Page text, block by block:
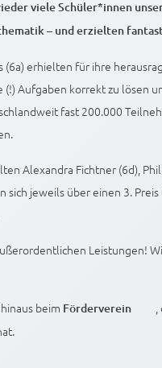
viele Schüler*innen
– und erzielten
(6a) erhielten für ihre
(!) Aufgaben korrekt zu lösen
fast 200.000
Alexandra Fichtner (6d),
sich jeweils über einen 3.
Leistungen!
beim Förderverein